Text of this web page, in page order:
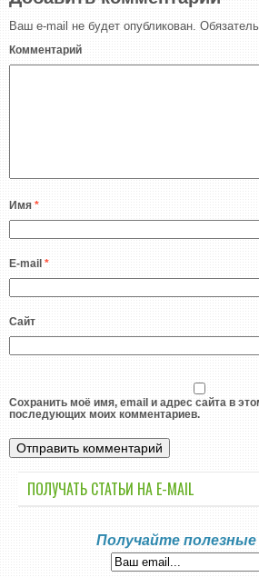
Ваш e-mail не будет опубликован.
Комментарий
Имя *
E-mail *
Сайт
Сохранить моё имя, email и адрес сайта в
последующих моих комментариев.
ПОЛУЧАТЬ СТАТЬИ НА E-MАIL
Получайте